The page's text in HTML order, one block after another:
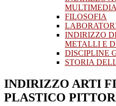
FILOSOFIA
INDIRIZZO
METALLI E
DISCIPLINE
STORIA
INDIRIZZO ARTI
PLASTICO